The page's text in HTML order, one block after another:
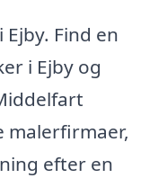
Find en
i Ejby og
malerfirmaer,
efter en